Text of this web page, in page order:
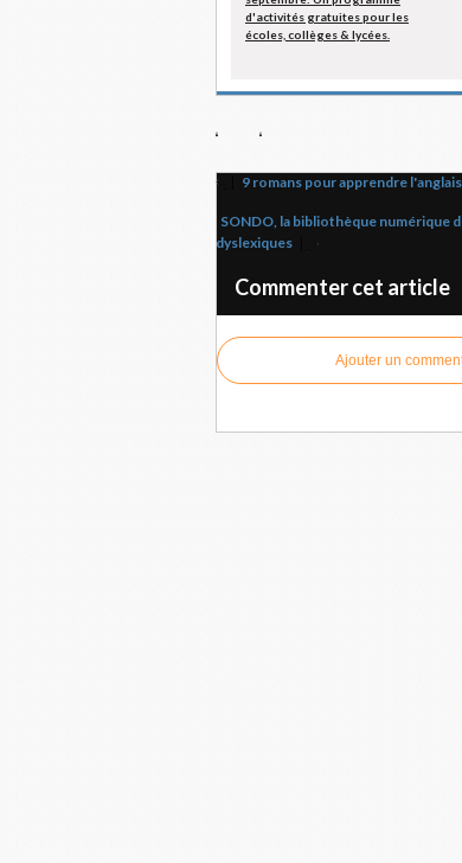
d'activités gratuites pour les
écoles, collèges & lycées.
9 romans pour apprendre
SONDO, la bibliothèque numérique
dyslexiques
Commenter cet article
Ajouter un